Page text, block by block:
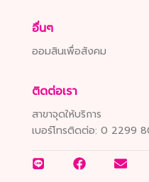
อื่นๆ
ออมสินเพื่อสังคม
ติดต่อเรา
สาขาจุดให้บริการ
เบอร์โทรติดต่อ: 0 2299